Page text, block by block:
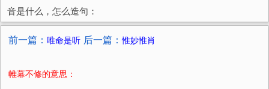
音是什么，怎么造句：
前一篇： 唯命是听 后一篇：惟妙惟肖
帷幕不修的意思：